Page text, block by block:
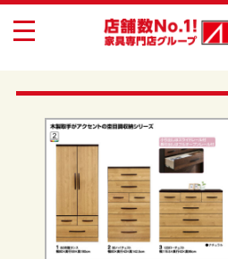
toggle
navigation